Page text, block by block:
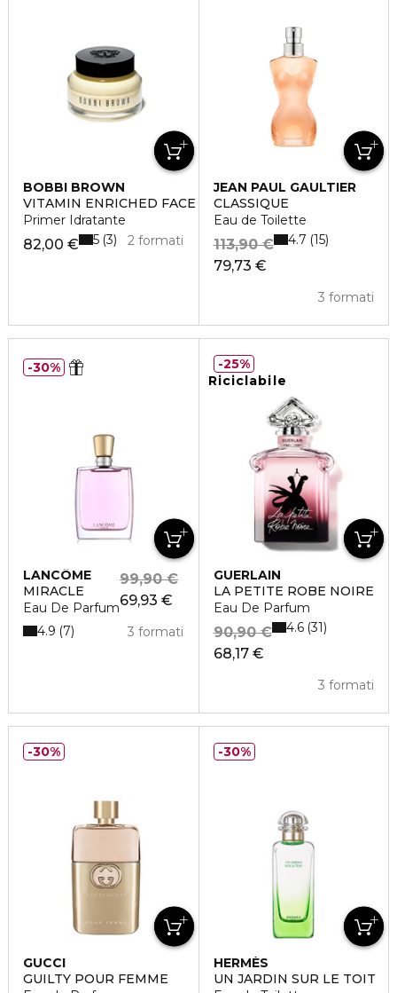
BOBBI BROWN
VITAMIN ENRICHED FACE BASE
Primer Idratante
82,00 € 2 formati
5 3
JEAN PAUL GAULTIER
CLASSIQUE
Eau de Toilette
79,73 €
113,90 €
3 formati
4.7 15
LANCÔME
MIRACLE
Eau De Parfum69,93 €
99,90 €
3 formati
4.9 7
30%
Riciclabile
GUERLAIN
LA PETITE ROBE NOIRE
Eau De Parfum
68,17 €
90,90 €
3 formati
4.6 31
25%
GUCCI
GUILTY POUR FEMME
30%
HERMÈS
UN JARDIN SUR LE TOIT
30%